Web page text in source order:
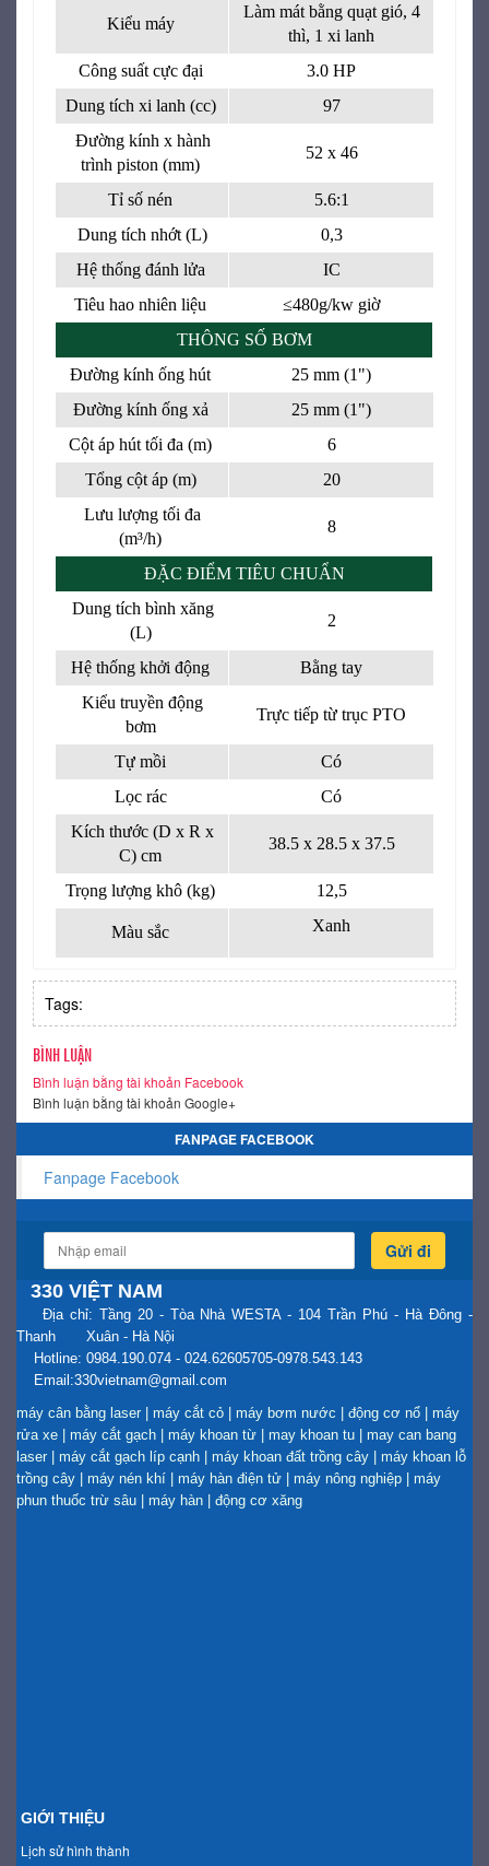
Kiểu máy
Làm mát bằng quạt gió, 4
thì, 1 xi lanh
Công suất cực đại
3.0 HP
Dung tích xi lanh (cc)
97
Đường kính x hành
trình piston (mm)
52 x 46
Tỉ số nén
5.6:1
Dung tích nhớt (L)
0,3
Hệ thống đánh lửa
IC
Tiêu hao nhiên liệu
≤480g/kw giờ
THÔNG SỐ BƠM
Đường kính ống hút
25 mm (1")
Đường kính ống xả
25 mm (1")
Cột áp hút tối đa (m)
6
Tổng cột áp (m)
20
Lưu lượng tối đa
(m³/h)
8
ĐẶC ĐIỂM TIÊU CHUẨN
Dung tích bình xăng
(L)
2
Hệ thống khởi động
Bằng tay
Kiểu truyền động
bơm
Trực tiếp từ trục PTO
Tự mồi
Có
Lọc rác
Có
Kích thước (D x R x
C) cm
38.5 x 28.5 x 37.5
Trọng lượng khô (kg) 12,5
Màu sắc Xanh
Tags:
BÌNH LUẬN
Bình luận bằng tài khoản Facebook
Bình luận bằng tài khoản Google+
FANPAGE FACEBOOK
Fanpage Facebook
Gửi đi
330 VIỆT NAM
Địa chỉ: Tầng 20 - Tòa Nhà WESTA - 104 Trần Phú - Hà Đông -
Thanh Xuân - Hà Nội
Hotline: 0984.190.074 - 024.62605705-0978.543.143
Email:330vietnam@gmail.com
máy cân bằng laser | máy cắt cỏ | máy bơm nước | động cơ nổ | máy
rửa xe | máy cắt gạch | máy khoan từ | may khoan tu | may can bang
laser | máy cắt gạch líp cạnh | máy khoan đất trồng cây | máy khoan lỗ
trồng cây | máy nén khí | máy hàn điện tử | máy nông nghiệp | máy
phun thuốc trừ sâu | máy hàn | động cơ xăng
GIỚI THIỆU
Lịch sử hình thành